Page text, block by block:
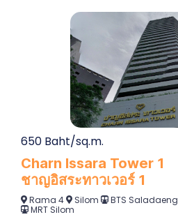
650 Baht/sq.m.
Charn Issara Tower 1
ชาญอิสระทาวเวอร์ 1
Rama 4 Silom
BTS Saladaeng
MRT Silom